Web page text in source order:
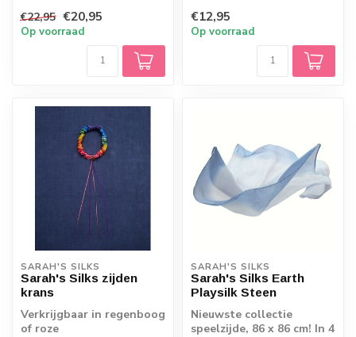
€22,95 €20,95
Op voorraad
stimulee...
€12,95
Op voorraad
SARAH'S SILKS
Sarah's Silks zijden
krans
Verkrijgbaar in regenboog
of roze
SARAH'S SILKS
Sarah's Silks Earth
Playsilk Steen
Nieuwste collectie
speelzijde, 86 x 86 cm! In 4